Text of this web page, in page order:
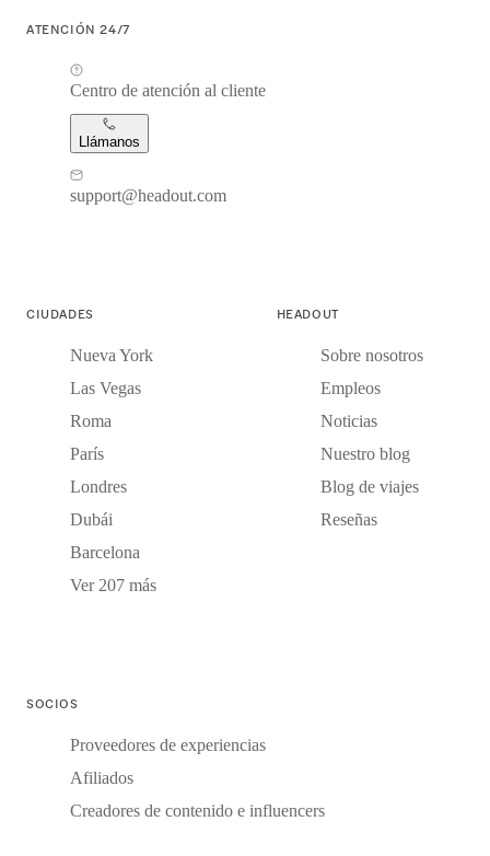
ATENCIÓN 24/7
Centro de atención al cliente
Llámanos
support@headout.com
CIUDADES
Nueva York
Las Vegas
Roma
París
Londres
Dubái
Barcelona
Ver 207 más
HEADOUT
Sobre nosotros
Empleos
Noticias
Nuestro blog
Blog de viajes
Reseñas
SOCIOS
Proveedores de experiencias
Afiliados
Creadores de contenido e influencers